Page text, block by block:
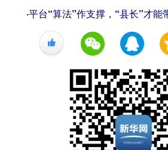
·平台“算法”作支撑，“县长”才能
+1